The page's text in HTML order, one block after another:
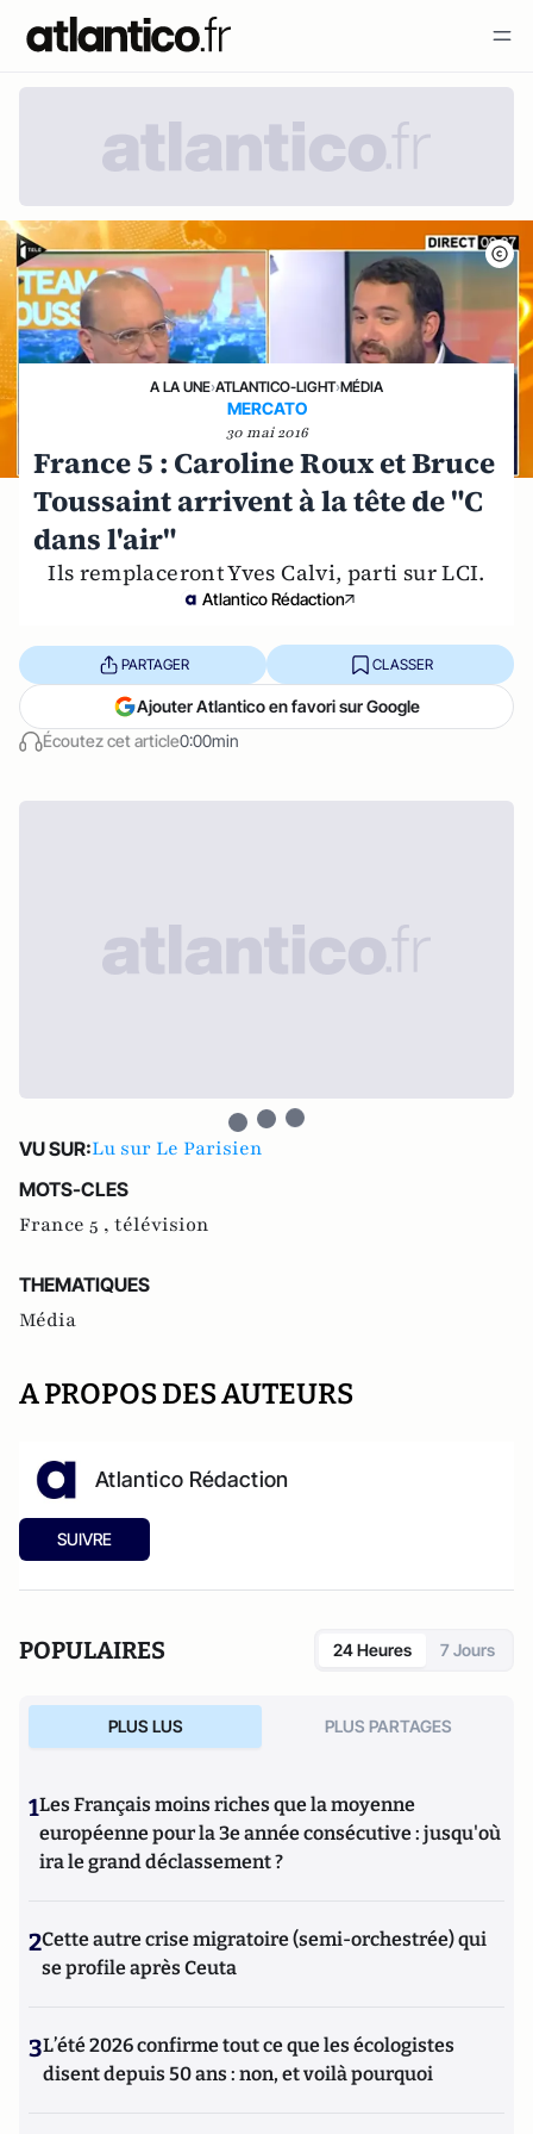
A LA UNE›ATLANTICO-LIGHT›MÉDIA
MERCATO
30 mai 2016
France 5 : Caroline Roux et Bruce
Toussaint arrivent à la tête de "C
dans l'air"
Ils remplaceront Yves Calvi, parti sur LCI.
Atlantico Rédaction
Écoutez cet article0:00min
PARTAGER CLASSER
Ajouter Atlantico en favori sur Google
VU SUR:Lu sur Le Parisien
MOTS-CLES
France 5 , télévision
THEMATIQUES
Média
A PROPOS DES AUTEURS
Atlantico Rédaction
SUIVRE
POPULAIRES 24 Heures 7 Jours
PLUS LUS PLUS PARTAGES
1Les Français moins riches que la moyenne
européenne pour la 3e année consécutive : jusqu'où
ira le grand déclassement ?
2Cette autre crise migratoire (semi-orchestrée) qui
se profile après Ceuta
3L’été 2026 confirme tout ce que les écologistes
disent depuis 50 ans : non, et voilà pourquoi